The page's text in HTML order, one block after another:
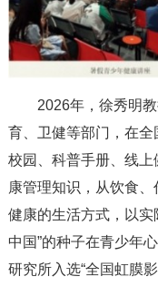
2026年，徐秀明
育、卫健等部门，在全
校园、科普手册、线
康管理知识，从饮食
健康的生活方式，以实
中国”的种子在青少年
研究所入选“全国虹膜